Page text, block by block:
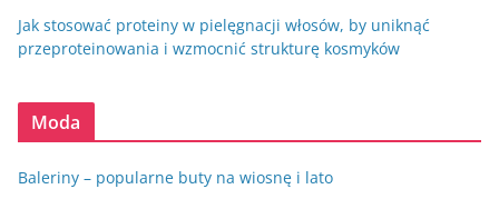
Jak stosować proteiny w pielęgnacji włosów, by uniknąć
przeproteinowania i wzmocnić strukturę kosmyków
Moda
Baleriny – popularne buty na wiosnę i lato